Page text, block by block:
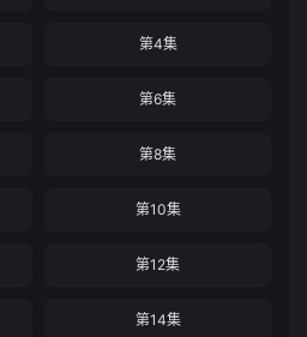
第4集
第6集
第8集
第10集
第12集
第14集